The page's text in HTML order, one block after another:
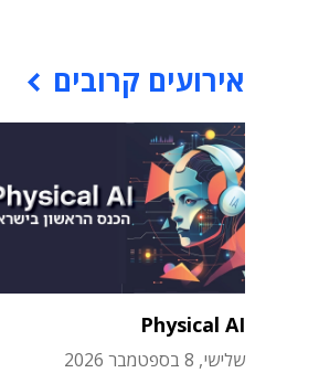
אירועים קרובים
Physical AI
שלישי, 8 בספטמבר 2026